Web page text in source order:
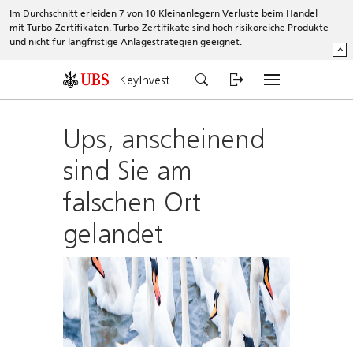
Im Durchschnitt erleiden 7 von 10 Kleinanlegern Verluste beim Handel
mit Turbo-Zertifikaten. Turbo-Zertifikate sind hoch risikoreiche Produkte
und nicht für langfristige Anlagestrategien geeignet.
^
KeyInvest
Ups, anscheinend
sind Sie am
falschen Ort
gelandet